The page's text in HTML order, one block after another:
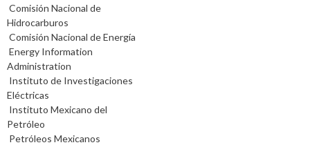
Comisión Nacional de
Hidrocarburos
Comisión Nacional de Energía
Energy Information
Administration
Instituto de Investigaciones
Eléctricas
Instituto Mexicano del
Petróleo
Petróleos Mexicanos